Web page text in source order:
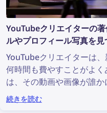
YouTubeクリエイターの
ルやプロフィール写真を
YouTubeクリエイターは
何時間も費やすことがよ
は、その動画や画像が誰
れても、本来のクリエイ
ことです。YouTubeコミュ
続きを読む